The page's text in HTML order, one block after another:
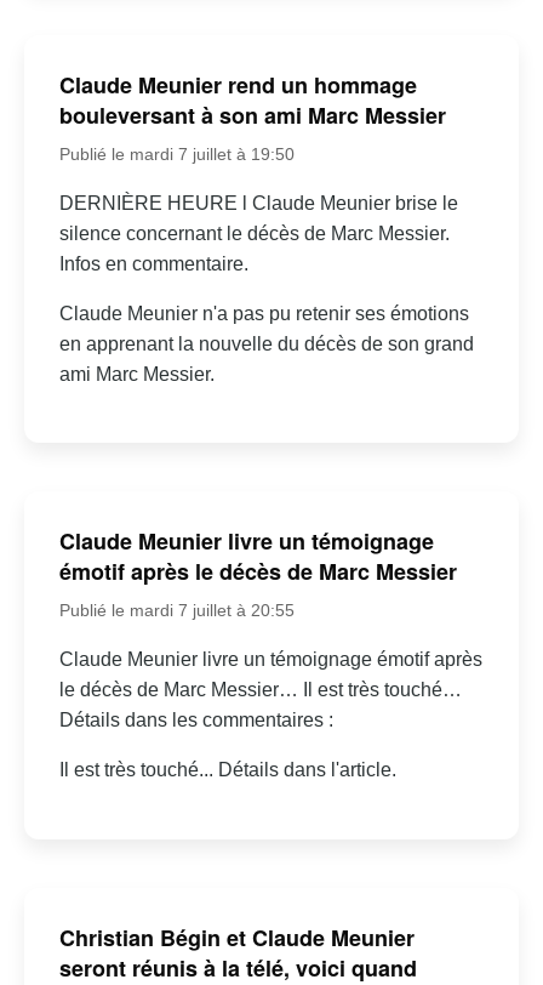
Claude Meunier rend un hommage
bouleversant à son ami Marc Messier
Publié le mardi 7 juillet à 19:50
DERNIÈRE HEURE l Claude Meunier brise le
silence concernant le décès de Marc Messier.
Infos en commentaire.
Claude Meunier n'a pas pu retenir ses émotions
en apprenant la nouvelle du décès de son grand
ami Marc Messier.
Claude Meunier livre un témoignage
émotif après le décès de Marc Messier
Publié le mardi 7 juillet à 20:55
Claude Meunier livre un témoignage émotif après
le décès de Marc Messier… Il est très touché…
Détails dans les commentaires :
Il est très touché... Détails dans l'article.
Christian Bégin et Claude Meunier
seront réunis à la télé, voici quand